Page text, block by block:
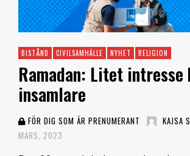
BISTÅND CIVILSAMHÄLLE NYHET RELIGION
Ramadan: Litet intresse
insamlare
FÖR DIG SOM ÄR PRENUMERANT KAJSA
MARS, 2023